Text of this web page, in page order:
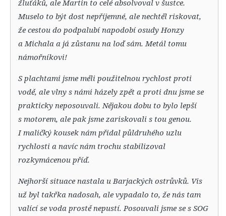
žluťáků, ale Martin to celé absolvoval v šustce.
Muselo to být dost nepříjemné, ale nechtěl riskovat,
že cestou do podpalubí napodobí osudy Honzy
a Michala a já zůstanu na loď sám. Metál tomu
námořníkovi!
S plachtami jsme měli použitelnou rychlost proti
vodě, ale vlny s námi házely zpět a proti dnu jsme se
prakticky neposouvali. Nějakou dobu to bylo lepší
s motorem, ale pak jsme zariskovali s tou genou.
I maličký kousek nám přidal půldruhého uzlu
rychlosti a navíc nám trochu stabilizoval
rozkymácenou příď.
Nejhorší situace nastala u Barjackých ostrůvků. Vis
už byl takřka nadosah, ale vypadalo to, že nás tam
valící se voda prostě nepustí. Posouvali jsme se s SOG